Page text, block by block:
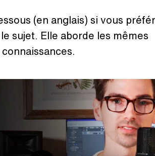
(en anglais) si vous
sujet. Elle aborde les mêmes